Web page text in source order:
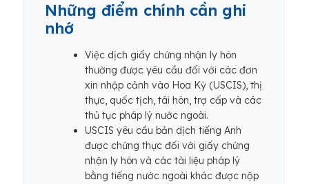
Những điểm chính cần ghi
nhớ
Việc dịch giấy chứng nhận ly hôn
thường được yêu cầu đối với các đơn
xin nhập cảnh vào Hoa Kỳ (USCIS), thị
thực, quốc tịch, tái hôn, trợ cấp và các
thủ tục pháp lý nước ngoài.
USCIS yêu cầu bản dịch tiếng Anh
được chứng thực đối với giấy chứng
nhận ly hôn và các tài liệu pháp lý
bằng tiếng nước ngoài khác được nộp